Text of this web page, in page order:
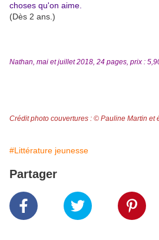
choses qu'on aime.
(Dès 2 ans.)
Nathan, mai et juillet 2018, 24 pages, prix :
Crédit photo couvertures : © Pauline Martin et
#Littérature jeunesse
Partager